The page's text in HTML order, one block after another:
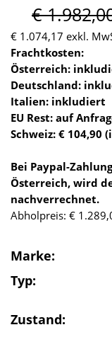
€
€ 1.074,17 exkl.
Frachtkosten:
Österreich:
Deutschland:
Italien: inkludiert
EU Rest: auf
Schweiz: € 104,90
Bei Paypal-
Österreich, wird
nachverrechnet.
Abholpreis: €
Marke:
Typ:
Zustand: